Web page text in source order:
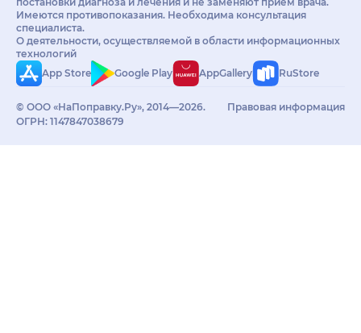
Имеются противопоказания. Необходима консультация
специалиста.
О деятельности, осуществляемой в области информационных
технологий
App Store
Google Play AppGallery RuStore
© ООО «НаПоправку.Ру», 2014—2026.
ОГРН: 1147847038679
Правовая информация